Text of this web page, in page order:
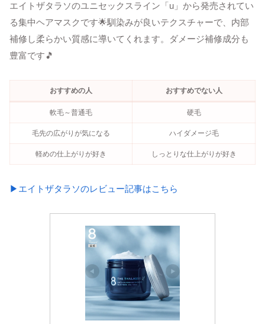
エイトザタラソのユニセックスライン「u」から発売されてい
る集中ヘアマスクです🌟馴染みが良いテクスチャーで、内部
補修し柔らかい質感に導いてくれます。ダメージ補修成分も
豊富です🎵
おすすめの人 おすすめでない人
軟毛～普通毛 硬毛
毛先の広がりが気になる ハイダメージ毛
軽めの仕上がりが好き しっとりな仕上がりが好き
▶エイトザタラソのレビュー記事はこちら